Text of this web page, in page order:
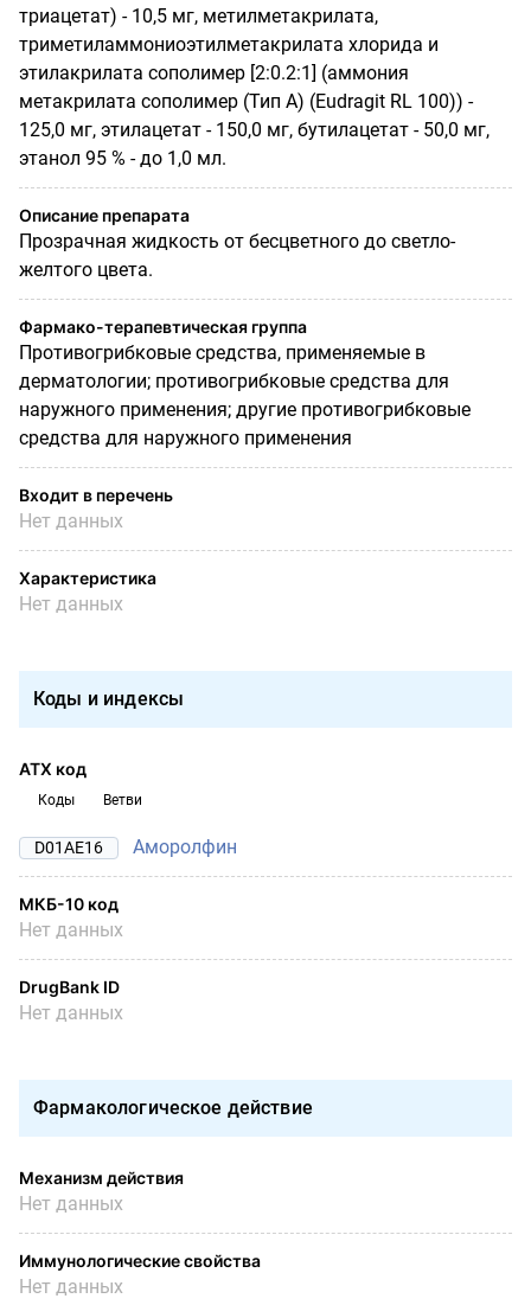
триацетат) - 10,5 мг, метилметакрилата,
триметиламмониоэтилметакрилата хлорида и
этилакрилата сополимер [2:0.2:1] (аммония
метакрилата сополимер (Тип A) (Eudragit RL 100)) -
125,0 мг, этилацетат - 150,0 мг, бутилацетат - 50,0 мг,
этанол 95 % - до 1,0 мл.
Описание препарата
Прозрачная жидкость от бесцветного до светло-
желтого цвета.
Фармако-терапевтическая группа
Противогрибковые средства, применяемые в
дерматологии; противогрибковые средства для
наружного применения; другие противогрибковые
средства для наружного применения
Входит в перечень
Нет данных
Характеристика
Нет данных
Коды и индексы
АТХ код
Коды Ветви
D01AE16 Аморолфин
МКБ-10 код
Нет данных
DrugBank ID
Нет данных
Фармакологическое действие
Механизм действия
Нет данных
Иммунологические свойства
Нет данных